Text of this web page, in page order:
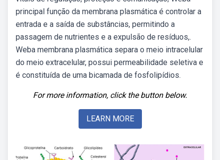
principal função da membrana plasmática é controlar a
entrada e a saída de substâncias, permitindo a
passagem de nutrientes e a expulsão de resíduos,.
Weba membrana plasmática separa o meio intracelular
do meio extracelular, possui permeabilidade seletiva e
é constituída de uma bicamada de fosfolipídios.
For more information, click the button below.
LEARN MORE